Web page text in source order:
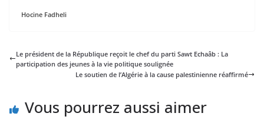
Hocine Fadheli
Le président de la République reçoit le chef du parti Sawt Echaâb : La
participation des jeunes à la vie politique soulignée
Le soutien de l’Algérie à la cause palestinienne réaffirmé
Vous pourrez aussi aimer